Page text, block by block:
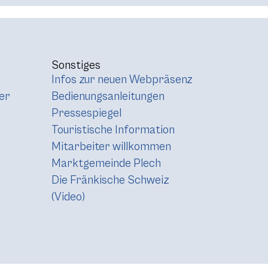
Sonstiges
Infos zur neuen Webpräsenz
Bedienungsanleitungen
Pressespiegel
Touristische Information
Mitarbeiter willkommen
Marktgemeinde Plech
Die Fränkische Schweiz
(Video)